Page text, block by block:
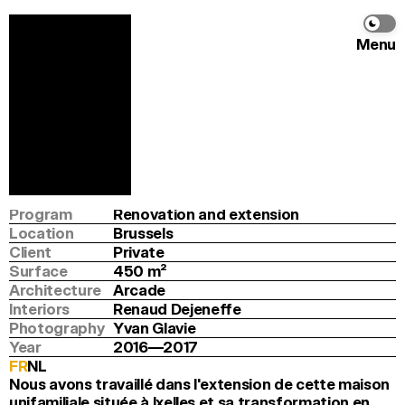
Menu
Info
Program
Renovation and extension
Location
Brussels
Client
Private
Surface
450 m2
Architecture
Arcade
Interiors
Renaud Dejeneffe
Photography Yvan Glavie
Year
2016—2017
FRNL
Nous avons travaillé dans l'extension de cette maison